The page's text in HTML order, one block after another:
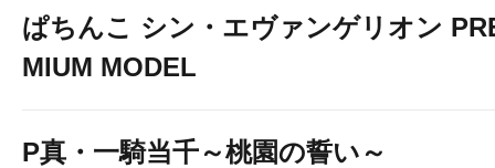
ぱちんこ シン・エヴァンゲリオン
MIUM MODEL
P真・一騎当千～桃園の誓い～